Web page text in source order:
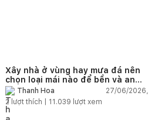
Xây nhà ở vùng hay mưa đá nên
chọn loại mái nào để bền và an
toàn?Thanh Hoa
27/06/2026,
2 lượt thích | 11.039 lượt xem